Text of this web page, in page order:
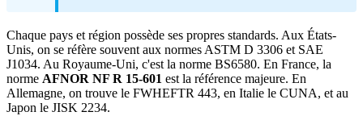
Chaque pays et région possède ses propres standards. Aux États-
Unis, on se réfère souvent aux normes ASTM D 3306 et SAE
J1034. Au Royaume-Uni, c'est la norme BS6580. En France, la
norme AFNOR NF R 15-601 est la référence majeure. En
Allemagne, on trouve le FWHEFTR 443, en Italie le CUNA, et au
Japon le JISK 2234.